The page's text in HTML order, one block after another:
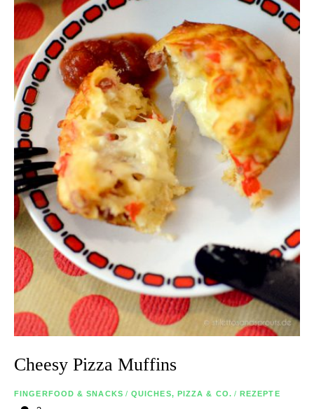
Cheesy Pizza Muffins
FINGERFOOD & SNACKS / QUICHES, PIZZA & CO. / REZEPTE